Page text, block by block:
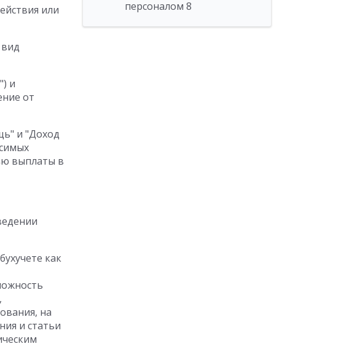
или
и
от
и "Доход
выплаты в
как
на
и статьи
персоналом 8